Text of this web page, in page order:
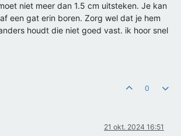
niet meer dan 1.5 cm uitsteken. Je kan
een gat erin boren. Zorg wel dat je hem
houdt die niet goed vast. ik hoor snel
0
21 okt. 2024 16:51